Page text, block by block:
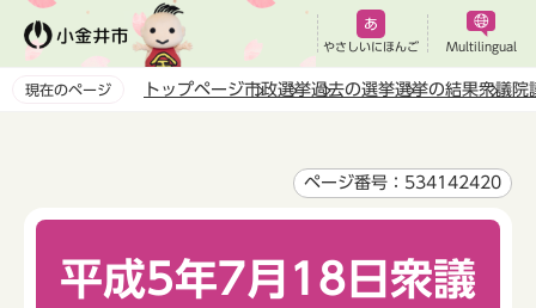
ペ
やさしいにほんご Multilingual
現在のページ トップページ市政選挙過去の選挙選挙の結果衆議院
ページ番号：534142420
平成5年7月18日衆議